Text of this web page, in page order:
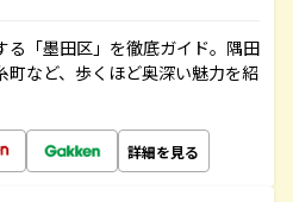
る「墨田区」を徹底ガイド。隅田
など、歩くほど奥深い魅力を紹
詳細を見る